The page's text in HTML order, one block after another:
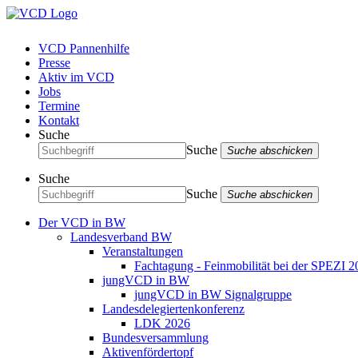
VCD Pannenhilfe
Presse
Aktiv im VCD
Jobs
Termine
Kontakt
Suche
Suche
Suche abschicken
Suche
Suche
Suche abschicken
Der VCD in BW
Landesverband BW
Veranstaltungen
Fachtagung - Feinmobilität bei der SPEZI
jungVCD in BW
jungVCD in BW Signalgruppe
Landesdelegiertenkonferenz
LDK 2026
Bundesversammlung
Aktivenfördertopf